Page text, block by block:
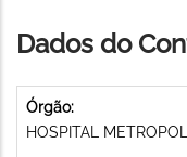
Dados do
Órgão:
HOSPITAL